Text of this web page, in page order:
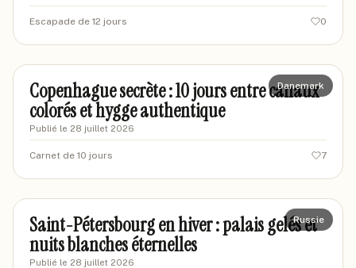
Escapade de 12 jours 0
mariev-travels
Danemark
Copenhague secrète : 10 jours entre canaux
colorés et hygge authentique
Publié le 28 juillet 2026
Carnet de 10 jours 7
marinelesvoyages
Russie
Saint-Pétersbourg en hiver : palais gelés et
nuits blanches éternelles
Publié le 28 juillet 2026